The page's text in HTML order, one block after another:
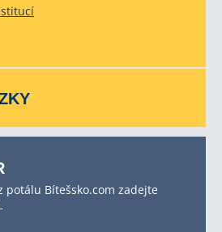
potálu Bítešsko.com zadejte